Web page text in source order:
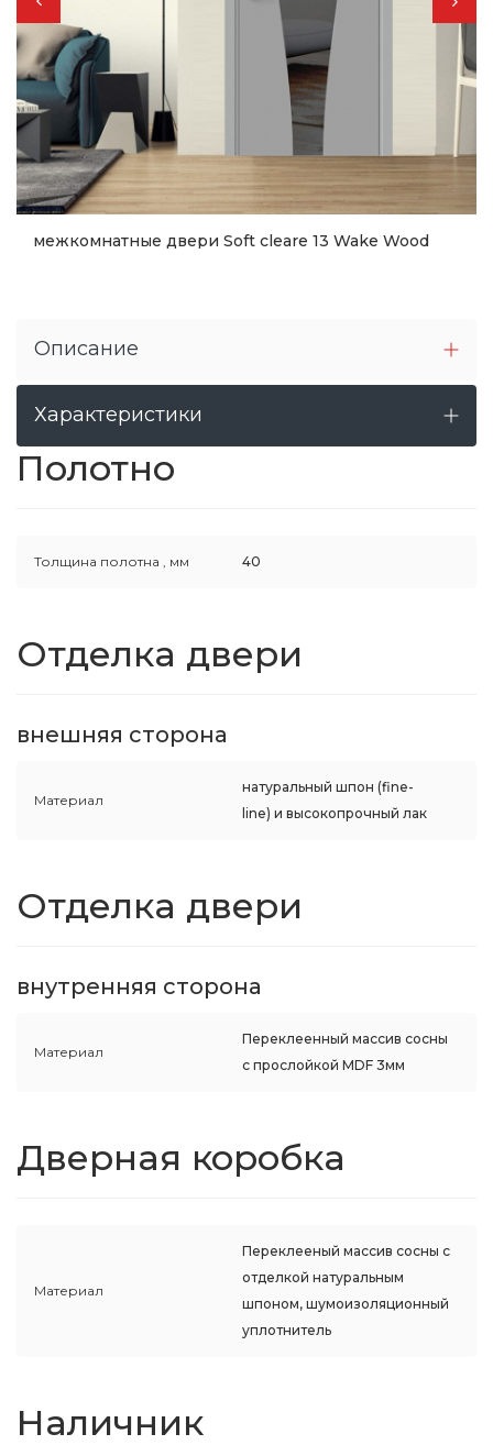
межкомнатные двери Soft cleare 13 Wake Wood
Описание
Характеристики
Полотно
Толщина полотна , мм 40
Отделка двери
внешняя сторона
Материал
натуральный шпон (fine-
line) и высокопрочный лак
Отделка двери
внутренняя сторона
Материал
Переклеенный массив сосны
с прослойкой MDF 3мм
Дверная коробка
Материал
Переклееный массив сосны с
отделкой натуральным
шпоном, шумоизоляционный
уплотнитель
Наличник